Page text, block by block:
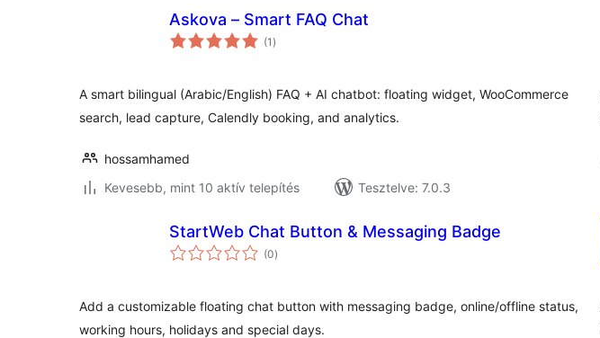
Askova – Smart FAQ Chat
(1 értékelés
összesen
)
A smart bilingual (Arabic/English) FAQ + AI chatbot: floating widget, WooCommerce
search, lead capture, Calendly booking, and analytics.
hossamhamed
Kevesebb, mint 10 aktív telepítés
Tesztelve: 7.0.3
StartWeb Chat Button & Messaging Badge
(0értékelés
összesen
)
Add a customizable floating chat button with messaging badge, online/offline status,
working hours, holidays and special days.